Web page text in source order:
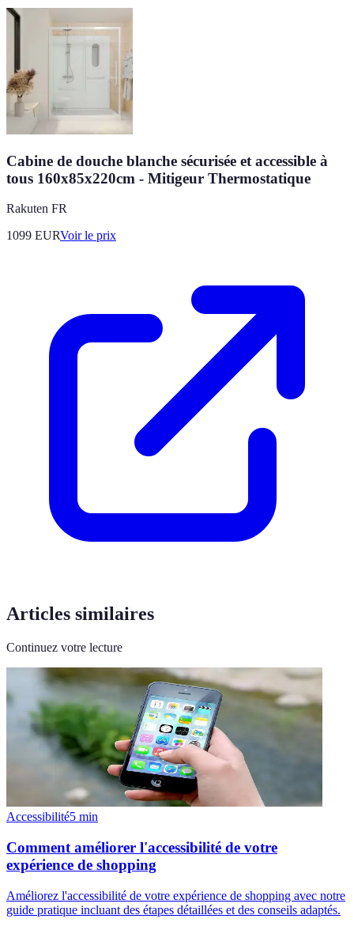
Cabine de douche blanche sécurisée et accessible à
tous 160x85x220cm - Mitigeur Thermostatique
Rakuten FR
1099 EURVoir le prix
Articles similaires
Continuez votre lecture
Accessibilité5 min
Comment améliorer l'accessibilité de votre
expérience de shopping
Améliorez l'accessibilité de votre expérience de shopping avec notre
guide pratique incluant des étapes détaillées et des conseils adaptés.